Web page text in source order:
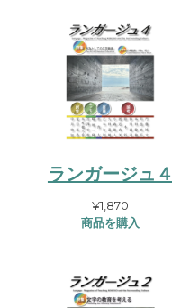
ランガージュ４
¥1,870
商品を購入